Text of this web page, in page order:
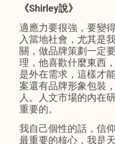
《Shirley說》
適應力要很強，要變
入當地社會，尤其是
關，做品牌策劃一定
理，他喜歡什麼東西
是外在需求，這樣才
案還有品牌形象包裝
人。人文市場的內在
重要的。
我自己個性的話，信
最重要的核心，我是